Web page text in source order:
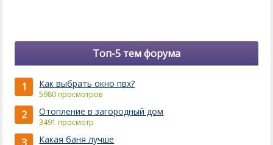
Топ-5 тем форума
1 Как выбрать окно пвх?
5980 просмотров
2 Отопление в загородный дом
3491 просмотр
Какая баня лучше